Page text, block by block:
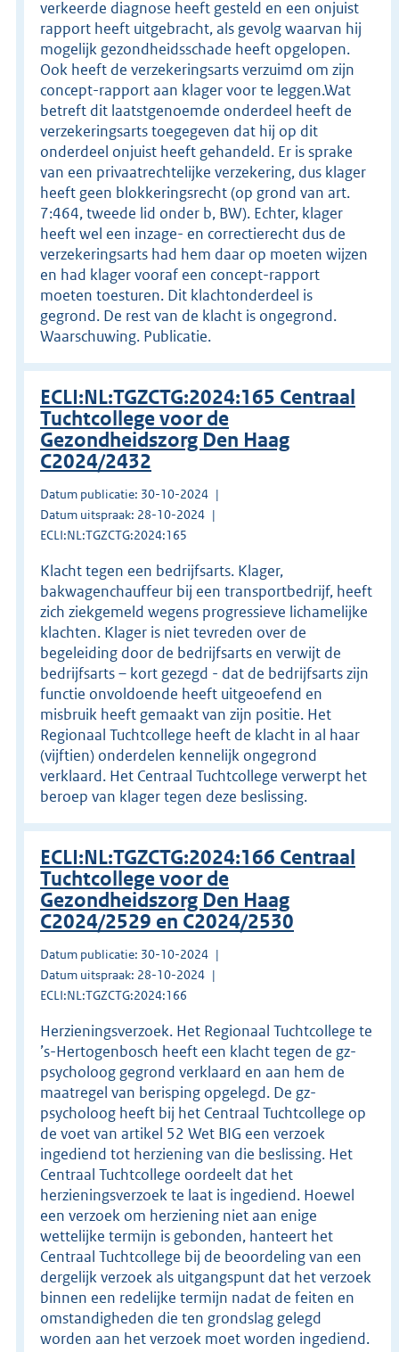
verkeerde diagnose heeft gesteld en een onjuist
rapport heeft uitgebracht, als gevolg waarvan hij
mogelijk gezondheidsschade heeft opgelopen.
Ook heeft de verzekeringsarts verzuimd om zijn
concept-rapport aan klager voor te leggen.Wat
betreft dit laatstgenoemde onderdeel heeft de
verzekeringsarts toegegeven dat hij op dit
onderdeel onjuist heeft gehandeld. Er is sprake
van een privaatrechtelijke verzekering, dus klager
heeft geen blokkeringsrecht (op grond van art.
7:464, tweede lid onder b, BW). Echter, klager
heeft wel een inzage- en correctierecht dus de
verzekeringsarts had hem daar op moeten wijzen
en had klager vooraf een concept-rapport
moeten toesturen. Dit klachtonderdeel is
gegrond. De rest van de klacht is ongegrond.
Waarschuwing. Publicatie.
ECLI:NL:TGZCTG:2024:165 Centraal
Tuchtcollege voor de
Gezondheidszorg Den Haag
C2024/2432
Datum publicatie: 30-10-2024
Datum uitspraak: 28-10-2024
ECLI:NL:TGZCTG:2024:165
Klacht tegen een bedrijfsarts. Klager,
bakwagenchauffeur bij een transportbedrijf, heeft
zich ziekgemeld wegens progressieve lichamelijke
klachten. Klager is niet tevreden over de
begeleiding door de bedrijfsarts en verwijt de
bedrijfsarts – kort gezegd - dat de bedrijfsarts zijn
functie onvoldoende heeft uitgeoefend en
misbruik heeft gemaakt van zijn positie. Het
Regionaal Tuchtcollege heeft de klacht in al haar
(vijftien) onderdelen kennelijk ongegrond
verklaard. Het Centraal Tuchtcollege verwerpt het
beroep van klager tegen deze beslissing.
ECLI:NL:TGZCTG:2024:166 Centraal
Tuchtcollege voor de
Gezondheidszorg Den Haag
C2024/2529 en C2024/2530
Datum publicatie: 30-10-2024
Datum uitspraak: 28-10-2024
ECLI:NL:TGZCTG:2024:166
Herzieningsverzoek. Het Regionaal Tuchtcollege te
’s-Hertogenbosch heeft een klacht tegen de gz-
psycholoog gegrond verklaard en aan hem de
maatregel van berisping opgelegd. De gz-
psycholoog heeft bij het Centraal Tuchtcollege op
de voet van artikel 52 Wet BIG een verzoek
ingediend tot herziening van die beslissing. Het
Centraal Tuchtcollege oordeelt dat het
herzieningsverzoek te laat is ingediend. Hoewel
een verzoek om herziening niet aan enige
wettelijke termijn is gebonden, hanteert het
Centraal Tuchtcollege bij de beoordeling van een
dergelijk verzoek als uitgangspunt dat het verzoek
binnen een redelijke termijn nadat de feiten en
omstandigheden die ten grondslag gelegd
worden aan het verzoek moet worden ingediend.